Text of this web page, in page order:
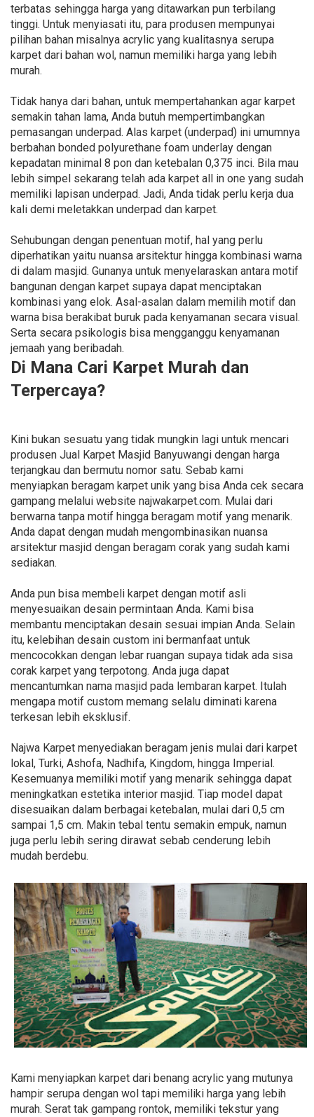
terbatas sehingga harga yang ditawarkan pun terbilang
tinggi. Untuk menyiasati itu, para produsen mempunyai
pilihan bahan misalnya acrylic yang kualitasnya serupa
karpet dari bahan wol, namun memiliki harga yang lebih
murah.
Tidak hanya dari bahan, untuk mempertahankan agar karpet
semakin tahan lama, Anda butuh mempertimbangkan
pemasangan underpad. Alas karpet (underpad) ini umumnya
berbahan bonded polyurethane foam underlay dengan
kepadatan minimal 8 pon dan ketebalan 0,375 inci. Bila mau
lebih simpel sekarang telah ada karpet all in one yang sudah
memiliki lapisan underpad. Jadi, Anda tidak perlu kerja dua
kali demi meletakkan underpad dan karpet.
Sehubungan dengan penentuan motif, hal yang perlu
diperhatikan yaitu nuansa arsitektur hingga kombinasi warna
di dalam masjid. Gunanya untuk menyelaraskan antara motif
bangunan dengan karpet supaya dapat menciptakan
kombinasi yang elok. Asal-asalan dalam memilih motif dan
warna bisa berakibat buruk pada kenyamanan secara visual.
Serta secara psikologis bisa mengganggu kenyamanan
jemaah yang beribadah.
Di Mana Cari Karpet Murah dan
Terpercaya?
Kini bukan sesuatu yang tidak mungkin lagi untuk mencari
produsen Jual Karpet Masjid Banyuwangi dengan harga
terjangkau dan bermutu nomor satu. Sebab kami
menyiapkan beragam karpet unik yang bisa Anda cek secara
gampang melalui website najwakarpet.com. Mulai dari
berwarna tanpa motif hingga beragam motif yang menarik.
Anda dapat dengan mudah mengombinasikan nuansa
arsitektur masjid dengan beragam corak yang sudah kami
sediakan.
Anda pun bisa membeli karpet dengan motif asli
menyesuaikan desain permintaan Anda. Kami bisa
membantu menciptakan desain sesuai impian Anda. Selain
itu, kelebihan desain custom ini bermanfaat untuk
mencocokkan dengan lebar ruangan supaya tidak ada sisa
corak karpet yang terpotong. Anda juga dapat
mencantumkan nama masjid pada lembaran karpet. Itulah
mengapa motif custom memang selalu diminati karena
terkesan lebih eksklusif.
Najwa Karpet menyediakan beragam jenis mulai dari karpet
lokal, Turki, Ashofa, Nadhifa, Kingdom, hingga Imperial.
Kesemuanya memiliki motif yang menarik sehingga dapat
meningkatkan estetika interior masjid. Tiap model dapat
disesuaikan dalam berbagai ketebalan, mulai dari 0,5 cm
sampai 1,5 cm. Makin tebal tentu semakin empuk, namun
juga perlu lebih sering dirawat sebab cenderung lebih
mudah berdebu.
Kami menyiapkan karpet dari benang acrylic yang mutunya
hampir serupa dengan wol tapi memiliki harga yang lebih
murah. Serat tak gampang rontok, memiliki tekstur yang